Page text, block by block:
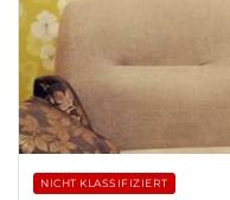
NICHT KLASSIFIZIERT